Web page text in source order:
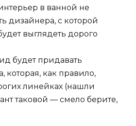
будет придавать
которая, как правило,
линейках (нашли
таковой — смело берите,